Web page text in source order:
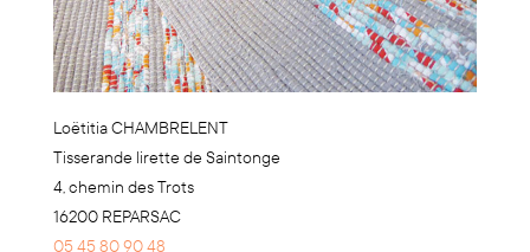
Loëtitia CHAMBRELENT
Tisserande lirette de Saintonge
4, chemin des Trots
16200 REPARSAC
05 45 80 90 48